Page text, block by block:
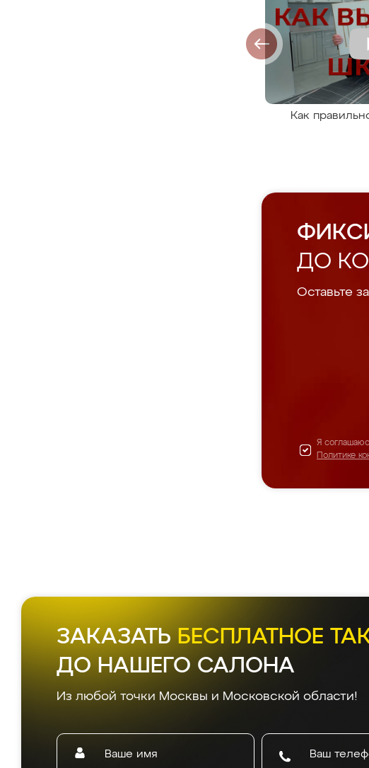
Как
ДО
Оставьте
Я
Политике
ЗАКАЗАТЬ БЕСПЛАТНОЕ
ДО НАШЕГО САЛОНА
Из любой точки Москвы и Московской области!